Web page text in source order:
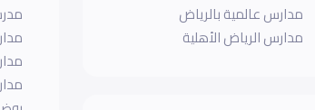
مدارس عالمية بالرياض
مدارس الرياض الأهلية